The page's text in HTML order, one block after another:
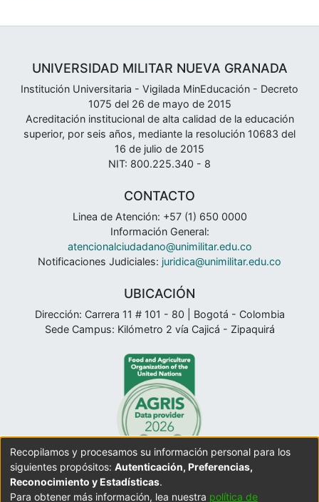
UNIVERSIDAD MILITAR NUEVA GRANADA
Institución Universitaria - Vigilada MinEducación - Decreto
1075 del 26 de mayo de 2015
Acreditación institucional de alta calidad de la educación
superior, por seis años, mediante la resolución 10683 del
16 de julio de 2015
NIT: 800.225.340 - 8
CONTACTO
Linea de Atención: +57 (1) 650 0000
Información General:
atencionalciudadano@unimilitar.edu.co
Notificaciones Judiciales: juridica@unimilitar.edu.co
UBICACIÓN
Dirección: Carrera 11 # 101 - 80 | Bogotá - Colombia
Sede Campus: Kilómetro 2 vía Cajicá - Zipaquirá
Recopilamos y procesamos su información personal para los
siguientes propósitos: Autenticación, Preferencias,
Reconocimiento y Estadísticas.
Para obtener más información, lea nuestra política de